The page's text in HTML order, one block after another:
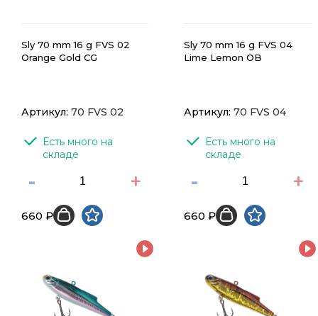
Sly 70 mm 16 g FVS 02
Orange Gold CG
Артикул: 70 FVS 02
Есть много на
складе
- +
660 ₽
Sly 70 mm 16 g FVS 04
Lime Lemon OB
Артикул: 70 FVS 04
Есть много на
складе
- +
660 ₽